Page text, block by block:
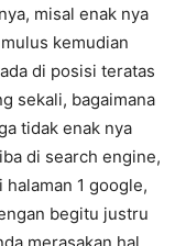
misal enak nya
kemudian
di posisi teratas
sekali, bagaimana
tidak enak nya
di search engine,
1 google,
begitu justru